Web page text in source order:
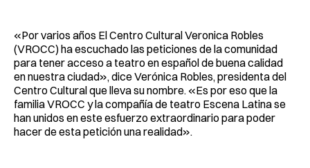
«Por varios años El Centro Cultural Veronica Robles
(VROCC) ha escuchado las peticiones de la comunidad
para tener acceso a teatro en español de buena calidad
en nuestra ciudad», dice Verónica Robles, presidenta del
Centro Cultural que lleva su nombre. «Es por eso que la
familia VROCC y la compañía de teatro Escena Latina se
han unidos en este esfuerzo extraordinario para poder
hacer de esta petición una realidad».